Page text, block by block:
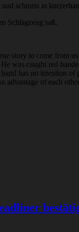
schmiss in
Schlagzeug saß.
story to come from
was caught red
has no intention of
of each